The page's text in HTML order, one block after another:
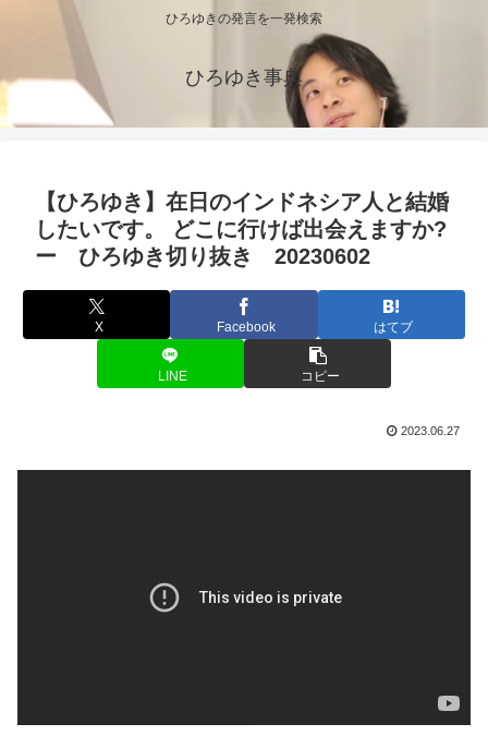
ひろゆきの発言を一発検索
ひろゆき事典
【ひろゆき】在日のインドネシア人と結婚
したいです。 どこに行けば出会えますか?
ー ひろゆき切り抜き 20230602
X Facebook はてブ
LINE コピー
2023.06.27